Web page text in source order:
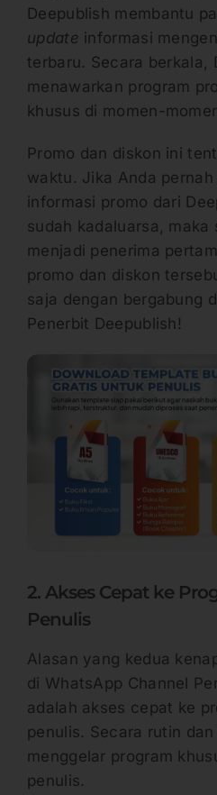
Deepublish membantu
update informasi
terbaru. Secara berkala,
menawarkan program
khusus di momen-
Promo dan diskon ini
waktu. Jika Anda pernah
informasi promo dari
sudah kadaluarsa, maka
menjadi penerima
promo dan diskon
saja dengan bergabung
Penerbit Deepublish!
2. Akses Cepat ke
Penulis
Alasan yang kedua
di WhatsApp Channel
adalah akses cepat ke
penulis. Secara rutin
menggelar program
penulis.